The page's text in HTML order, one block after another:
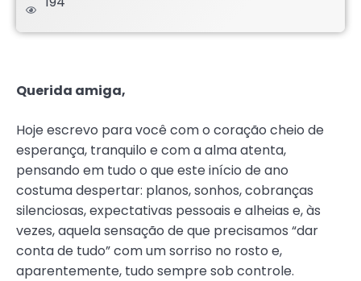
Querida amiga,
Hoje escrevo para você com o coração cheio de
esperança, tranquilo e com a alma atenta,
pensando em tudo o que este início de ano
costuma despertar: planos, sonhos, cobranças
silenciosas, expectativas pessoais e alheias e, às
vezes, aquela sensação de que precisamos “dar
conta de tudo” com um sorriso no rosto e,
aparentemente, tudo sempre sob controle.